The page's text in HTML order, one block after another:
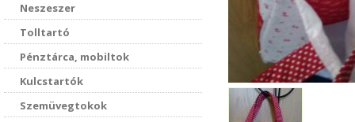
Neszeszer
Tolltartó
Pénztárca, mobiltok
Kulcstartók
Szemüvegtokok